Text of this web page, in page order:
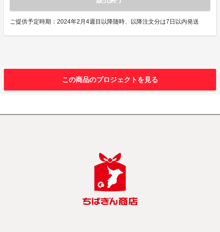
ご提供予定時期：2024年2月4週目以降随時、以降注文分は7日以内発送
この商品のプロジェクトを見る